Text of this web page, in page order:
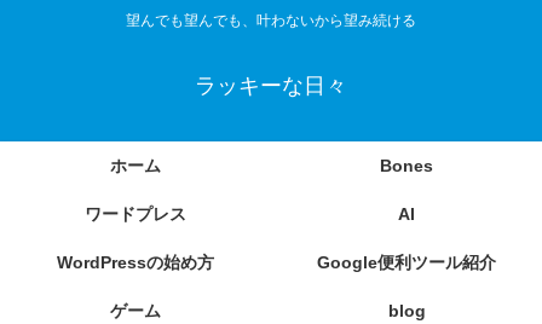
望んでも望んでも、叶わないから望み続ける
ラッキーな日々
ホーム Bones
ワードプレス AI
WordPressの始め方 Google便利ツール紹介
ゲーム blog